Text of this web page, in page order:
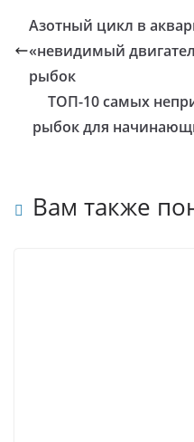
Азотный цикл в
«невидимый
рыбок
ТОП-10 самых
рыбок для
Вам также